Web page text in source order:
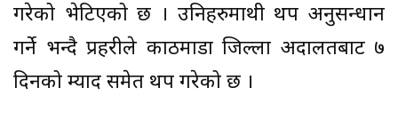
गरेको भेटिएको छ । उनिहरुमाथी थप अनुसन्धान
गर्ने भन्दै प्रहरीले काठमाडौं जिल्ला अदालतबाट ७
दिनको म्याद समेत थप गरेको छ ।